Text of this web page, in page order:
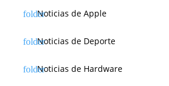
Noticias de Apple
Noticias de Deporte
Noticias de Hardware